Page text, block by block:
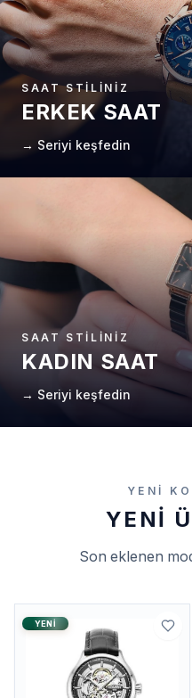
SAAT STILINIZ
ERKEK SAAT
→ Seriyi keşfedin
SAAT STILINIZ
KADIN SAAT
→ Seriyi keşfedin
YENI
YENI
Son eklenen
YENI